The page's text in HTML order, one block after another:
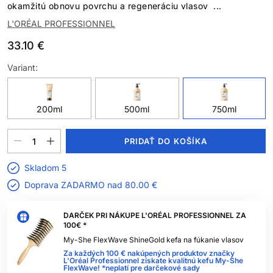
okamžitú obnovu povrchu a regeneráciu vlasov ...
L'ORÉAL PROFESSIONNEL
33.10 €
DARČEK PRI NÁKUPE L'ORÉAL PROFESSIONNEL ZA
100€ *
My-She FlexWave ShineGold kefa na fúkanie vlasov
Za každých 100 € nakúpených produktov značky
L'Oréal Professionnel získate kvalitnú kefu My-She
FlexWave! *neplatí pre darčekové sady
Variant:
200ml 500ml 750ml
PRIDAŤ DO KOŠÍKA
Skladom 5
Doprava ZADARMO nad 80.00 €